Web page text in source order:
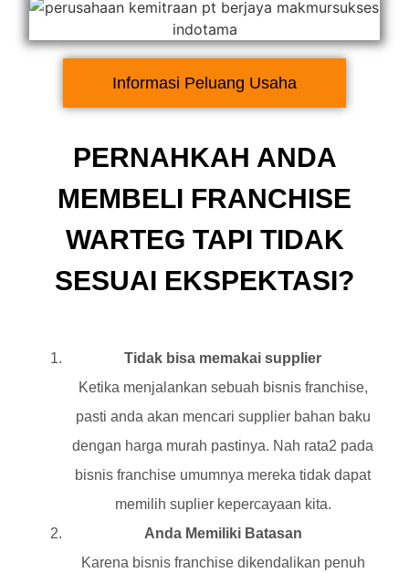
PERNAHKAH ANDA
MEMBELI FRANCHISE
WARTEG TAPI TIDAK
SESUAI EKSPEKTASI?
Tidak bisa memakai supplier
Ketika menjalankan sebuah bisnis franchise,
pasti anda akan mencari supplier bahan baku
dengan harga murah pastinya. Nah rata2 pada
bisnis franchise umumnya mereka tidak dapat
memilih suplier kepercayaan kita.
Anda Memiliki Batasan
Karena bisnis franchise dikendalikan penuh
Informasi Peluang Usaha